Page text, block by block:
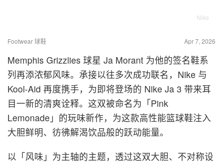
Nike
Footwear 球鞋 Apr 7, 2026
Memphis Grizzlies 球星 Ja Morant 为他的签名鞋系
列再添浓郁风味。承接以往多次成功联名，Nike 与
Kool-Aid 再度携手，为即将登场的 Nike Ja 3 带来耳
目一新的清爽诠释。这双被命名为「Pink
Lemonade」的玩味新作，为这款高性能篮球鞋注入
大胆鲜明、彷彿解渴饮品般的跃动能量。
以「风味」为主轴的主题，透过这双大胆、不对称设